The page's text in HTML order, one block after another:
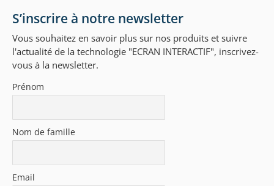
S’inscrire à notre newsletter
Vous souhaitez en savoir plus sur nos produits et suivre
l'actualité de la technologie "ECRAN INTERACTIF", inscrivez-
vous à la newsletter.
Prénom
Nom de famille
Email